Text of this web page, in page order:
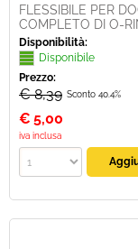
FLESSIBILE PER
COMPLETO DI O-
Disponibilità:
Disponibile
Prezzo:
€ 8,39 Sconto 40.4%
€ 5,00
iva inclusa